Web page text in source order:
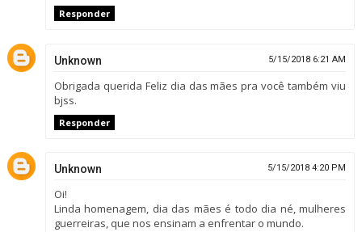
Responder
Unknown 5/15/2018 6:21 AM
Obrigada querida Feliz dia das mães pra você também viu
bjss.
Responder
Unknown 5/15/2018 4:20 PM
Oi!
Linda homenagem, dia das mães é todo dia né, mulheres
guerreiras, que nos ensinam a enfrentar o mundo.